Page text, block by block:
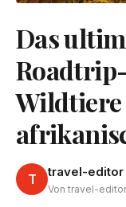
Das
T travel-editor
Von travel-editor